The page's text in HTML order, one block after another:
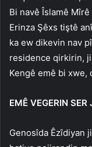
Bi navê Îslamê
Erinza Şêxs tiştê
ka ew dikevin nav
residence qirkirin,
Kengê emê bi
EMÊ VEGERIN
Genosîda Êzîdiyan